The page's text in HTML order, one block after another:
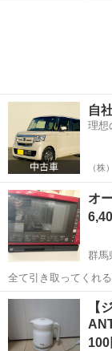
自
理想
（株
オ
群馬
全て引き取ってくれ
掃除機もお願いいた
群馬 太田市
【
100